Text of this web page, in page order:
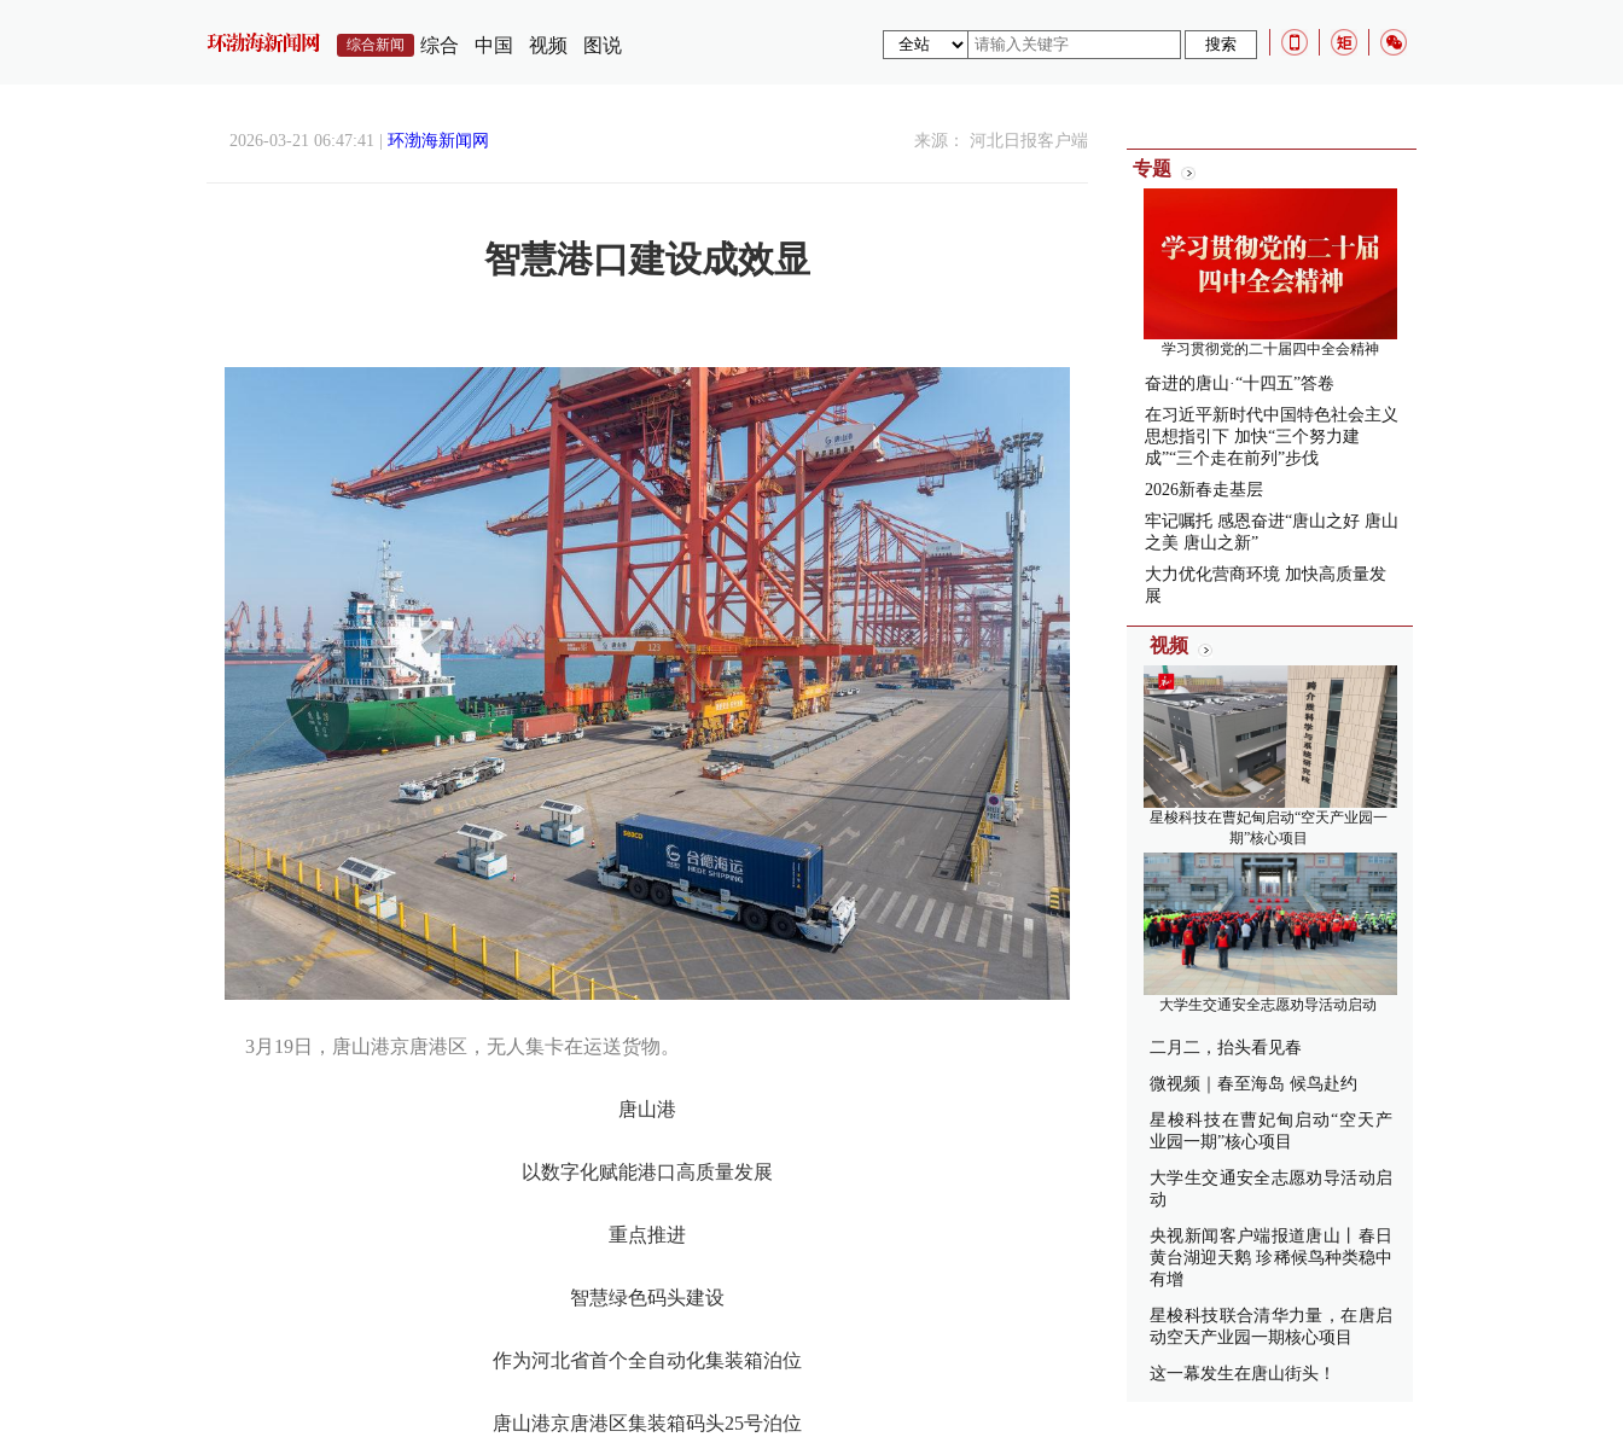
综合新闻 综合 中国 视频 图说
2026-03-21 06:47:41 | 环渤海新闻网 来源： 河北日报客户端
智慧港口建设成效显
3月19日，唐山港京唐港区，无人集卡在运送货物。
唐山港
以数字化赋能港口高质量发展
重点推进
智慧绿色码头建设
作为河北省首个全自动化集装箱泊位
唐山港京唐港区集装箱码头25号泊位
专题
学习贯彻党的二十届四中全会精神
奋进的唐山·“十四五”答卷
在习近平新时代中国特色社会主义
思想指引下 加快“三个努力建
成”“三个走在前列”步伐
2026新春走基层
牢记嘱托 感恩奋进“唐山之好 唐山
之美 唐山之新”
大力优化营商环境 加快高质量发
展
视频
星梭科技在曹妃甸启动“空天产业园一
期”核心项目
大学生交通安全志愿劝导活动启动
二月二，抬头看见春
微视频｜春至海岛 候鸟赴约
星梭科技在曹妃甸启动“空天产
业园一期”核心项目
大学生交通安全志愿劝导活动启
动
央视新闻客户端报道唐山丨春日
黄台湖迎天鹅 珍稀候鸟种类稳中
有增
星梭科技联合清华力量，在唐启
动空天产业园一期核心项目
这一幕发生在唐山街头！